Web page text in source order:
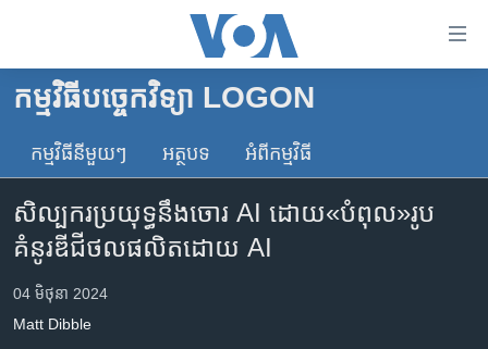
គេហទំព័រ​
ទាក់ទង
និង​
ចូល​
ទំព័រ​
ព័ត៌មាន​​
ម្តង
កម្ពុជា
អន្តរជាតិ
ចិន
ហេឡូវីអូអេ
កម្ពុជាច្នៃប្រតិដ្ឋ
កម្មវិធីបច្ចេកវិទ្យា LOGON
កម្មវិធី​នីមួយៗ អត្ថបទ​ អំពី​កម្មវិធី​
សិល្បករប្រយុទ្ធនឹងចោរ AI ដោយ«បំពុល»រូប
គំនូរឌីជីថលផលិតដោយ AI
04 មិថុនា 2024
Matt Dibble